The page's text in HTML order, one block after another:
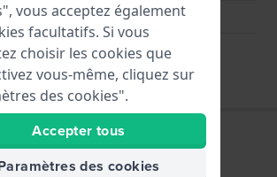
Vis
Non
vous acceptez également
facultatifs. Si vous
choisir les cookies que
vous-même, cliquez sur
des cookies".
Accepter tous
des cookies